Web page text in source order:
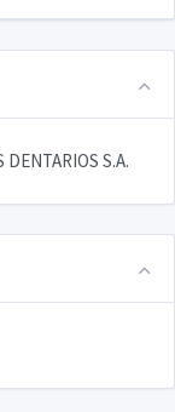
S.A.